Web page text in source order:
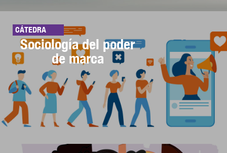
CÁTEDRA
Sociología del poder
de marca